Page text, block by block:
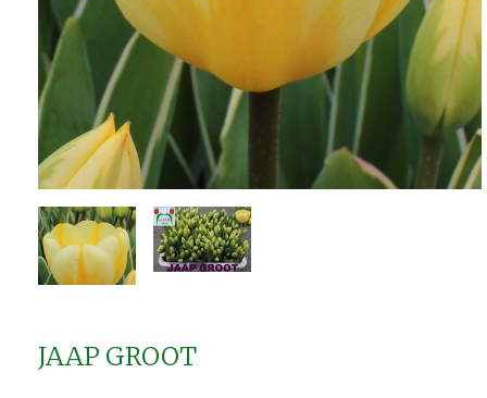
JAAP GROOT